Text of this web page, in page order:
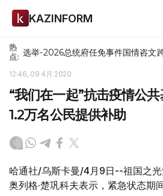
KAZINFORM
热
点: 选举-2026总统府任免事件国情咨文
12:46, 09 4月 2020
“我们在一起”抗击疫情公
1.2万名公民提供补助
哈通社/乌斯卡曼/4月9日--祖国之
奥列格·楚巩科夫表示，紧急状态期